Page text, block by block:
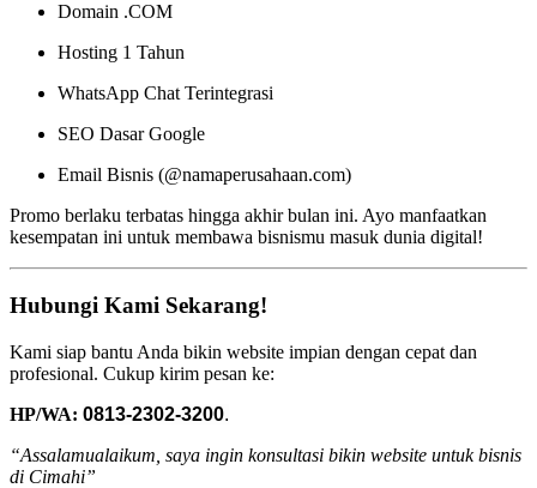
Domain .COM
Hosting 1 Tahun
WhatsApp Chat Terintegrasi
SEO Dasar Google
Email Bisnis (@namaperusahaan.com)
Promo berlaku terbatas hingga akhir bulan ini. Ayo manfaatkan
kesempatan ini untuk membawa bisnismu masuk dunia digital!
Hubungi Kami Sekarang!
Kami siap bantu Anda bikin website impian dengan cepat dan
profesional. Cukup kirim pesan ke:
HP/WA: 0813-2302-3200.
“Assalamualaikum, saya ingin konsultasi bikin website untuk bisnis
di Cimahi”